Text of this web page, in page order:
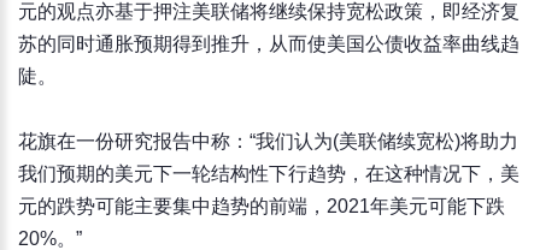
元的观点亦基于押注美联储将继续保持宽松政策，即经济复
苏的同时通胀预期得到推升，从而使美国公债收益率曲线趋
陡。
花旗在一份研究报告中称：“我们认为(美联储续宽松)将助力
我们预期的美元下一轮结构性下行趋势，在这种情况下，美
元的跌势可能主要集中趋势的前端，2021年美元可能下跌
20%。”